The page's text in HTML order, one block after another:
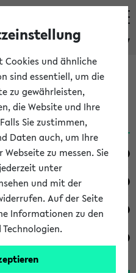
eKVV
Cookies und ähnliche
sind essentiell, um die
zu gewährleisten,
die Website und Ihre
Sie zustimmen,
Daten auch, um Ihre
zu messen. Sie
unter
und mit der
Auf der Seite
Informationen zu den